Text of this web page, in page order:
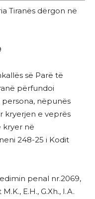
Tiranës dërgon në
së Parë të
përfundoi
nëpunës
kryerjen e veprës
kryer në
248-25 i Kodit
penal nr.2069,
E.H., G.Xh., I.A.